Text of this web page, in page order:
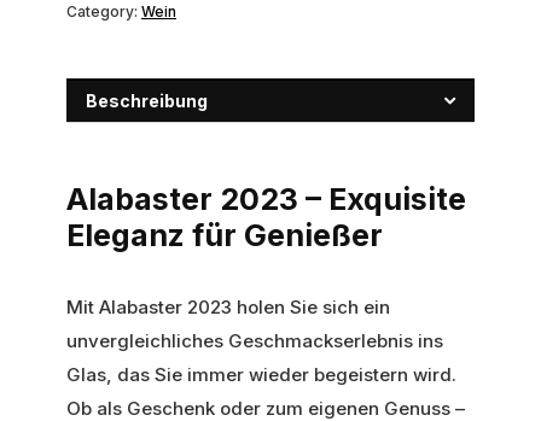
Category: Wein
Beschreibung
Alabaster 2023 – Exquisite
Eleganz für Genießer
Mit Alabaster 2023 holen Sie sich ein
unvergleichliches Geschmackserlebnis ins
Glas, das Sie immer wieder begeistern wird.
Ob als Geschenk oder zum eigenen Genuss –